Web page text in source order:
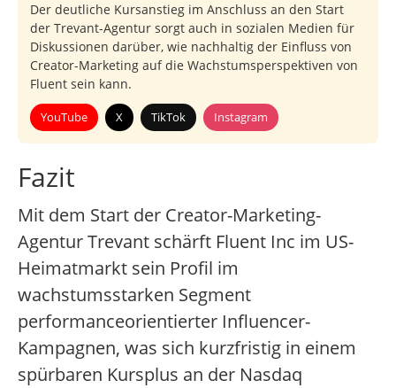
Der deutliche Kursanstieg im Anschluss an den Start
der Trevant-Agentur sorgt auch in sozialen Medien für
Diskussionen darüber, wie nachhaltig der Einfluss von
Creator-Marketing auf die Wachstumsperspektiven von
Fluent sein kann.
YouTube X TikTok Instagram
Fazit
Mit dem Start der Creator-Marketing-
Agentur Trevant schärft Fluent Inc im US-
Heimatmarkt sein Profil im
wachstumsstarken Segment
performanceorientierter Influencer-
Kampagnen, was sich kurzfristig in einem
spürbaren Kursplus an der Nasdaq